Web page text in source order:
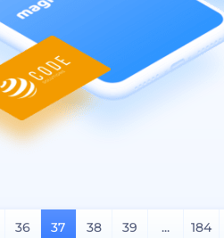
36 37 38 39 ... 184